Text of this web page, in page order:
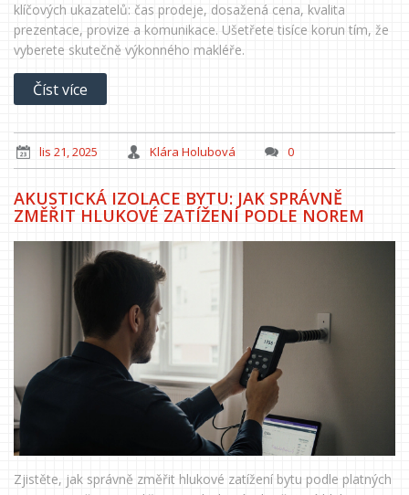
klíčových ukazatelů: čas prodeje, dosažená cena, kvalita
prezentace, provize a komunikace. Ušetřete tisíce korun tím, že
vyberete skutečně výkonného makléře.
Číst více
lis 21, 2025 Klára Holubová 0
AKUSTICKÁ IZOLACE BYTU: JAK SPRÁVNĚ
ZMĚŘIT HLUKOVÉ ZATÍŽENÍ PODLE NOREM
Zjistěte, jak správně změřit hlukové zatížení bytu podle platných